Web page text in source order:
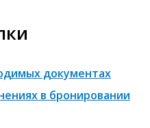
документах
в бронировании